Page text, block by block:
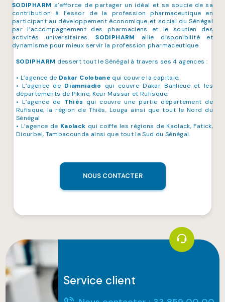
SODIPHARM s’efforce de partager un idéal et se soucie de sa
contribution à l’essor de la profession pharmaceutique en
participant au développement économique et social du Sénégal
par l’accompagnement des pharmaciens et le soutien des
activités universitaires.SODIPHARM
allie disponibilité et
dynamisme pour mieux servir la profession pharmaceutique.
SODIPHARM dessert tout le Sénégal à travers ses 4 agences :
• L’agence de Dakar Colobane qui couvre la capitale,
• L’agence de Diamniadio
qui couvre Dakar Banlieue et les
départements de Pikine, Keur Massar et Rufisque.
• L’agence de Thiès qui couvre une partie département de
Rufisque, la région de Thiès, Louga ainsi que tout le Nord du
Sénégal
• L’agence de Kaolack qui coiffe les régions de Kaolack, Fatick,
Diourbel, Tambacounda ainsi que tout le Sud du Sénégal.
NOUS CONTACTER
Service client